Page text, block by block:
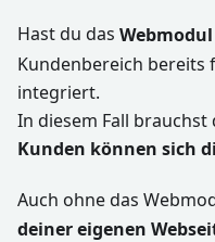
Hast du das
Kundenbereich bereits
integriert.
In diesem Fall
Kunden können sich
Auch ohne das
deiner eigenen